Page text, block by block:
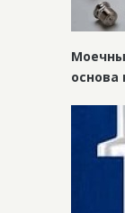
основа